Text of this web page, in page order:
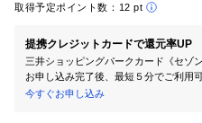
取得予定ポイント数： 12 pt
提携クレジットカードで還元率UP
三井ショッピングパークカード《セゾ
お申し込み完了後、最短５分でご利用可
今すぐお申し込み